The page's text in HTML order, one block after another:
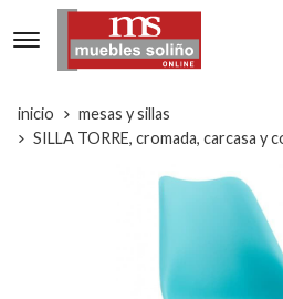
inicio
mesas y sillas
SILLA TORRE, cromada, carcasa y